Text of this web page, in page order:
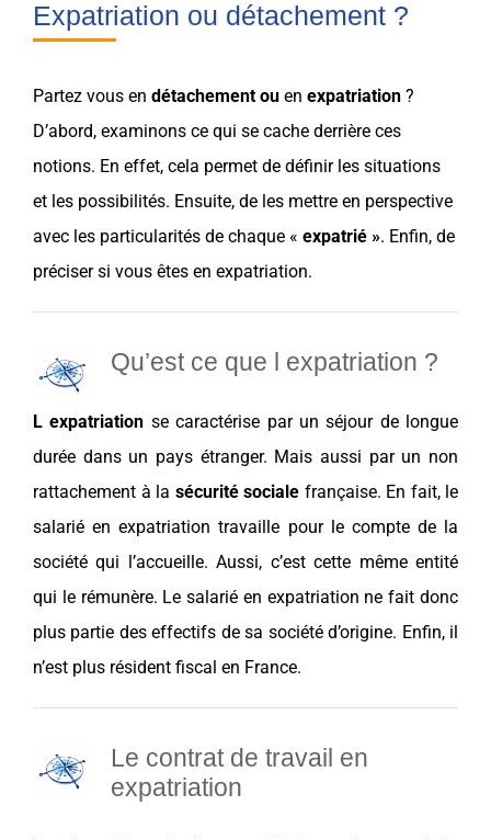
Expatriation ou détachement ?
Partez vous en détachement ou en expatriation ?
D’abord, examinons ce qui se cache derrière ces
notions. En effet, cela permet de définir les situations
et les possibilités. Ensuite, de les mettre en perspective
avec les particularités de chaque « expatrié ». Enfin, de
préciser si vous êtes en expatriation.
Qu’est ce que l expatriation ?
L expatriation se caractérise par un séjour de longue
durée dans un pays étranger. Mais aussi par un non
rattachement à la sécurité sociale française. En fait, le
salarié en expatriation travaille pour le compte de la
société qui l’accueille. Aussi, c’est cette même entité
qui le rémunère. Le salarié en expatriation ne fait donc
plus partie des effectifs de sa sociétéd’origine. Enfin, il
n’est plus résident fiscal en France.
Le contrat de travail en
expatriation